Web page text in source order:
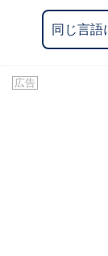
同じ言語
広告